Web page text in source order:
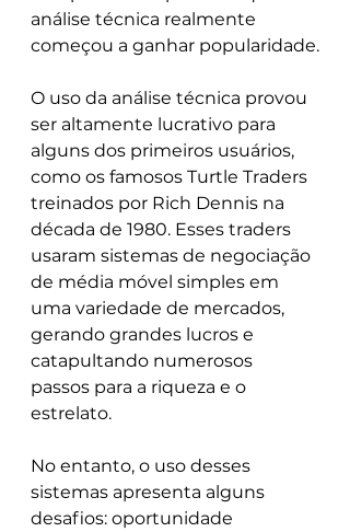
análise técnica realmente
começou a ganhar popularidade.
O uso da análise técnica provou
ser altamente lucrativo para
alguns dos primeiros usuários,
como os famosos Turtle Traders
treinados por Rich Dennis na
década de 1980. Esses traders
usaram sistemas de negociação
de média móvel simples em
uma variedade de mercados,
gerando grandes lucros e
catapultando numerosos
passos para a riqueza e o
estrelato.
No entanto, o uso desses
sistemas apresenta alguns
desafios: oportunidade